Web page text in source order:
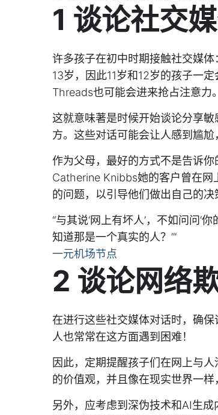
1 谈论社交
许多孩子在初中时期接触社交媒
13岁，因此11岁和12岁的孩子一
Threads也可能会进来抢占注意力。
这就意味著是时候开始谈论分享
方。这些对话可能会让人感到尴
作为父母，最好的方式不是告诉
Catherine Knibbs她的客户曾在网
的问题，以引导他们做出自己的决
“与其说‘网上有坏人’，不如问问‘
知道那是一个真实的人？’”
一元机场节点
2 谈论网络
在进行这些社交媒体对话时，确
人也常常在这方面遇到困难！
因此，定期提醒孩子们在网上与
的价值观，并且像在现实世界一样
另外，应考虑到深伪技术和AI生